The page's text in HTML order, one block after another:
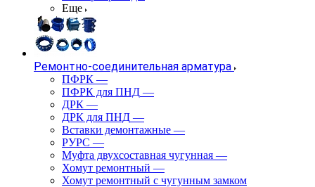
Еще
Ремонтно-соединительная арматура
ПФРК —
ПФРК для ПНД —
ДРК —
ДРК для ПНД —
Вставки демонтажные —
РУРС —
Муфта двухсоставная чугунная —
Хомут ремонтный —
Хомут ремонтный с чугунным замком